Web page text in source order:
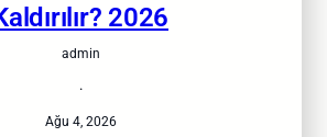
2026
admin
·
Ağu 4, 2026